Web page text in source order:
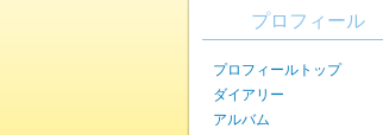
プロフィール
プロフィールトップ
ダイアリー
アルバム